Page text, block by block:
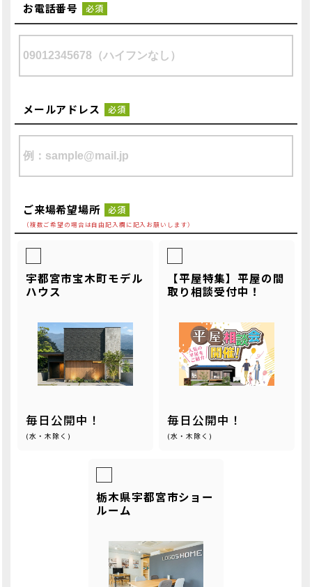
お電話番号 必須
メールアドレス 必須
ご来場希望場所 必須
（複数ご希望の場合は自由記入欄に記入お願いします）
宇都宮市宝木町モデル
ハウス
毎日公開中！
(水・木除く)
【平屋特集】平屋の間
取り相談受付中！
毎日公開中！
(水・木除く)
栃木県宇都宮市ショー
ルーム